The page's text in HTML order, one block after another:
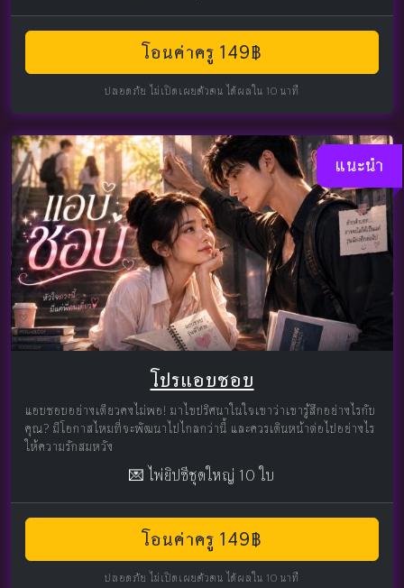
โอนค่าครู 149฿
ปลอดภัย ไม่เปิดเผยตัวตน ได้ผลใน 10 นาที
แนะนำ
โปรแอบชอบ
แอบชอบอย่างเดียวคงไม่พอ! มาไขปริศนาในใจเขาว่าเขารู้สึกอย่างไรกับ
คุณ? มีโอกาสไหมที่จะพัฒนาไปไกลกว่านี้ และควรเดินหน้าต่อไปอย่างไร
ให้ความรักสมหวัง
💌 ไพ่ยิปซีชุดใหญ่ 10 ใบ
โอนค่าครู 149฿
ปลอดภัย ไม่เปิดเผยตัวตน ได้ผลใน 10 นาที